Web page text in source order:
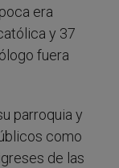
era
y 37
fuera
parroquia y
como
de las